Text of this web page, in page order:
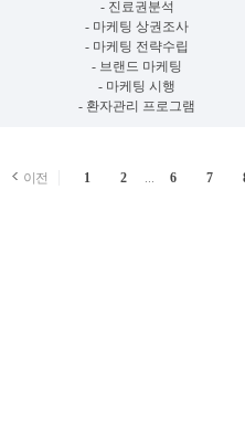
- 진료권분석
- 마케팅 상권조사
- 마케팅 전략수립
- 브랜드 마케팅
- 마케팅 시행
- 환자관리 프로그램
이전 1 2 6 7